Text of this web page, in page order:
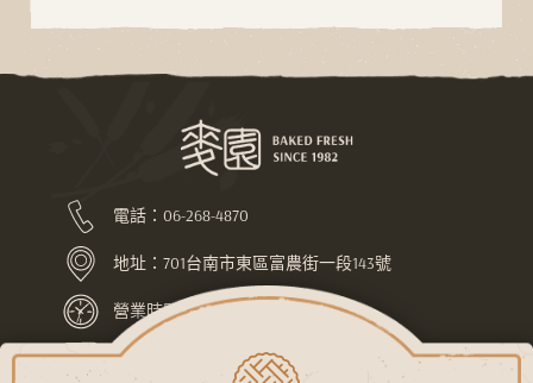
電話： 06-268-4870
地址： 701台南市東區富農街一段143號
營業時間：上午7:30-下午10:00
LINE ID：@pej4686l